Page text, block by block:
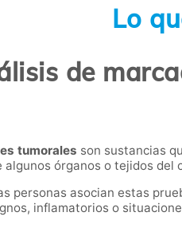
Lo
de
tumorales son sustancias
algunos órganos o tejidos del
personas asocian estas
inflamatorios o